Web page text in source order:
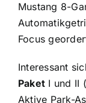
Mustang 8-
Focus
Interessant
Paket I und II
Aktive Park-